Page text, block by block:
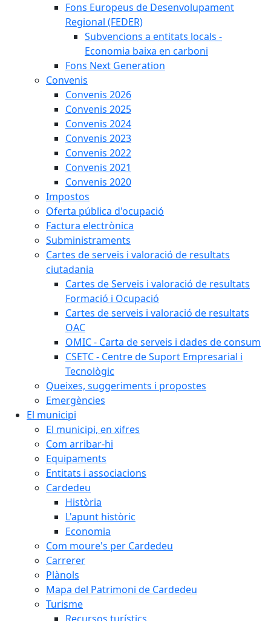
Fons Europeus de Desenvolupament
Regional (FEDER)
Subvencions a entitats locals -
Economia baixa en carboni
Fons Next Generation
Convenis
Convenis 2026
Convenis 2025
Convenis 2024
Convenis 2023
Convenis 2022
Convenis 2021
Convenis 2020
Impostos
Oferta pública d'ocupació
Factura electrònica
Subministraments
Cartes de serveis i valoració de resultats
ciutadania
Cartes de Serveis i valoració de resultats
Formació i Ocupació
Cartes de serveis i valoració de resultats
OAC
OMIC - Carta de serveis i dades de consum
CSETC - Centre de Suport Empresarial i
Tecnològic
Queixes, suggeriments i propostes
Emergències
El municipi
El municipi, en xifres
Com arribar-hi
Equipaments
Entitats i associacions
Cardedeu
Història
L'apunt històric
Economia
Com moure's per Cardedeu
Carrerer
Plànols
Mapa del Patrimoni de Cardedeu
Turisme